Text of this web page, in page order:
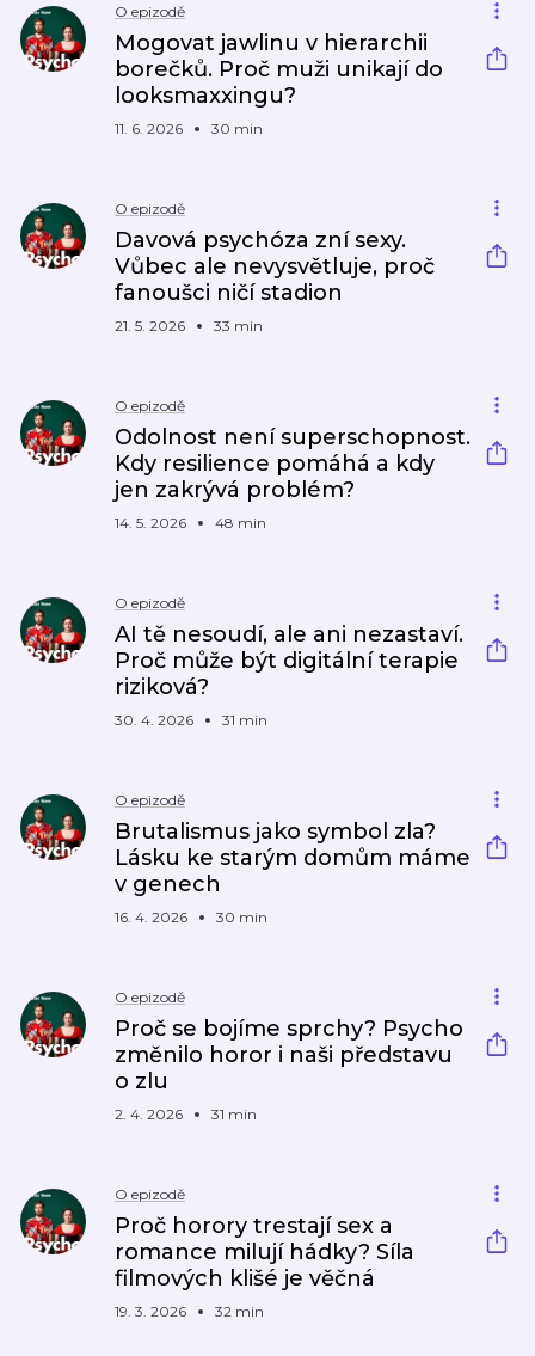
O epizodě
Mogovat jawlinu v hierarchii
borečků. Proč muži unikají do
looksmaxxingu?
11. 6. 2026 30 min
O epizodě
Davová psychóza zní sexy.
Vůbec ale nevysvětluje, proč
fanoušci ničí stadion
21. 5. 2026 33 min
O epizodě
Odolnost není superschopnost.
Kdy resilience pomáhá a kdy
jen zakrývá problém?
14. 5. 2026 48 min
O epizodě
AI tě nesoudí, ale ani nezastaví.
Proč může být digitální terapie
riziková?
30. 4. 2026 31 min
O epizodě
Brutalismus jako symbol zla?
Lásku ke starým domům máme
v genech
16. 4. 2026 30 min
O epizodě
Proč se bojíme sprchy? Psycho
změnilo horor i naši představu
o zlu
2. 4. 2026 31 min
O epizodě
Proč horory trestají sex a
romance milují hádky? Síla
filmových klišé je věčná
19. 3. 2026 32 min